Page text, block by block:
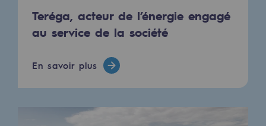
Notre stratégie d’innovation
Objectif Recherche & Innovation :
Objectif Recherche & Innovation :
Teréga, acteur de l’énergie engagé
au service de la société
En savoir plus